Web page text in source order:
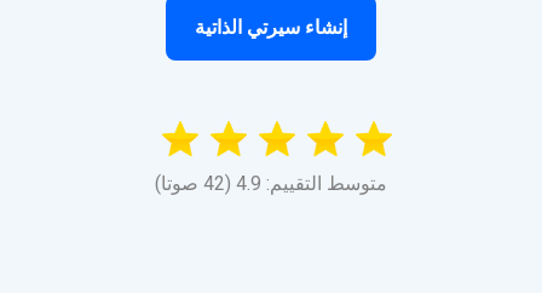
إنشاء سيرتي الذاتية
متوسط التقييم: 4.9 (42 صوتا)